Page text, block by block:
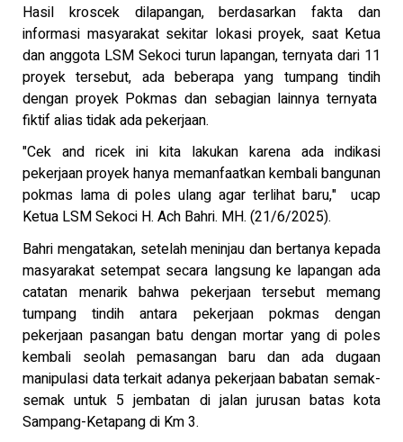
Hasil kroscek dilapangan, berdasarkan fakta dan
informasi masyarakat sekitar lokasi proyek, saat Ketua
dan anggota LSM Sekoci turun lapangan, ternyata dari 11
proyek tersebut, ada beberapa yang tumpang tindih
dengan proyek Pokmas dan sebagian lainnya ternyata
fiktif alias tidak ada pekerjaan.
"Cek and ricek ini kita lakukan karena ada indikasi
pekerjaan proyek hanya memanfaatkan kembali bangunan
pokmas lama di poles ulang agar terlihat baru," ucap
Ketua LSM Sekoci H. Ach Bahri. MH. (21/6/2025).
Bahri mengatakan, setelah meninjau dan bertanya kepada
masyarakat setempat secara langsung ke lapangan ada
catatan menarik bahwa pekerjaan tersebut memang
tumpang tindih antara pekerjaan pokmas dengan
pekerjaan pasangan batu dengan mortar yang di poles
kembali seolah pemasangan baru dan ada dugaan
manipulasi data terkait adanya pekerjaan babatan semak-
semak untuk 5 jembatan di jalan jurusan batas kota
Sampang-Ketapang di Km 3.